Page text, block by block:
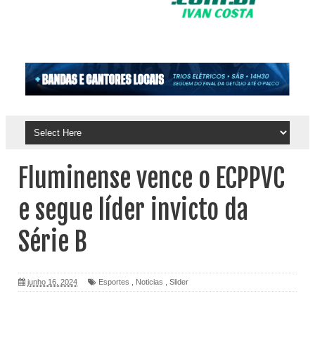
Fluminense vence o ECPPVC
e segue líder invicto da
Série B
junho 16, 2024 Esportes Noticias Slider